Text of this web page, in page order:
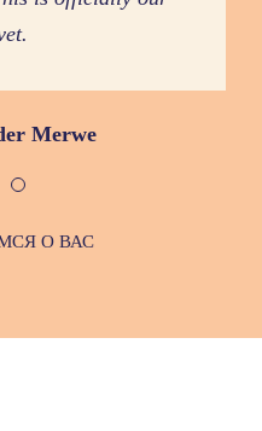
Merwe
О ВАС